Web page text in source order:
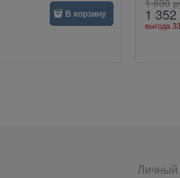
В корзину
1 690
1 352
выгода
Личный